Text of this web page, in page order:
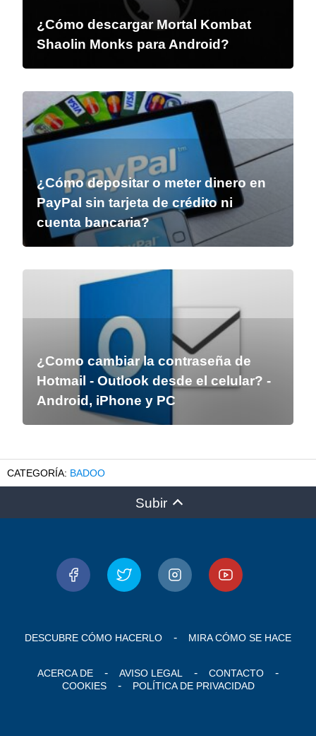
¿Cómo descargar Mortal Kombat
Shaolin Monks para Android?
¿Cómo depositar o meter dinero en
PayPal sin tarjeta de crédito ni
cuenta bancaria?
¿Como cambiar la contraseña de
Hotmail - Outlook desde el celular? -
Android, iPhone y PC
BADOO
Subir
DESCUBRE CÓMO HACERLO MIRA CÓMO SE HACE
ACERCA DE AVISO LEGAL
CONTACTO
COOKIES
POLÍTICA DE PRIVACIDAD